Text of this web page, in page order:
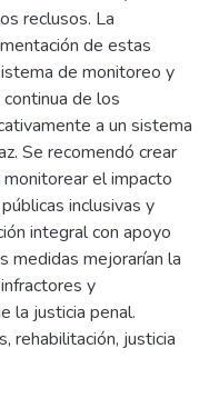
reclusos. La
de estas
de monitoreo y
de los
a un sistema
Se recomendó crear
el impacto
inclusivas y
integral con apoyo
medidas mejorarían la
y
la justicia penal.
rehabilitación, justicia